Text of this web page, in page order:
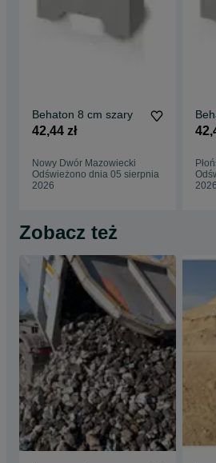
Behaton 8 cm szary
42,44 zł
Nowy Dwór Mazowiecki
Odświeżono dnia 05 sierpnia
2026
2026
Zobacz też